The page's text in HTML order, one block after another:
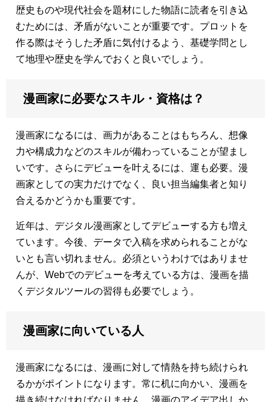
歴史ものや現代社会を題材にした物語に読者を引き込
むためには、矛盾がないことが重要です。プロットを
作る際はそうした矛盾に気付けるよう、基礎学問とし
て地理や歴史を学んでおくと良いでしょう。
漫画家に必要なスキル・資格は？
漫画家になるには、画力があることはもちろん、想像
力や構成力などのスキルが備わっていることが望まし
いです。さらにデビューを叶えるには、運も必要。漫
画家としての実力だけでなく、良い担当編集者と知り
合えるかどうかも重要です。
近年は、デジタル漫画家としてデビューする方も増え
ています。今後、データで入稿を求められることがな
いとも言い切れません。必須というわけではありませ
んが、Webでのデビューを考えている方は、漫画を描
くデジタルツールの習得も必要でしょう。
漫画家に向いている人
漫画家になるには、漫画に対して情熱を持ち続けられ
るかがポイントになります。常に机に向かい、漫画を